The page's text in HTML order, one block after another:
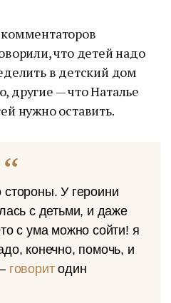
что детей надо
в детский дом
— что Наталье
нужно оставить.
У героини
с детьми, и даже
с ума можно сойти! я
конечно, помочь, и
говоритодин